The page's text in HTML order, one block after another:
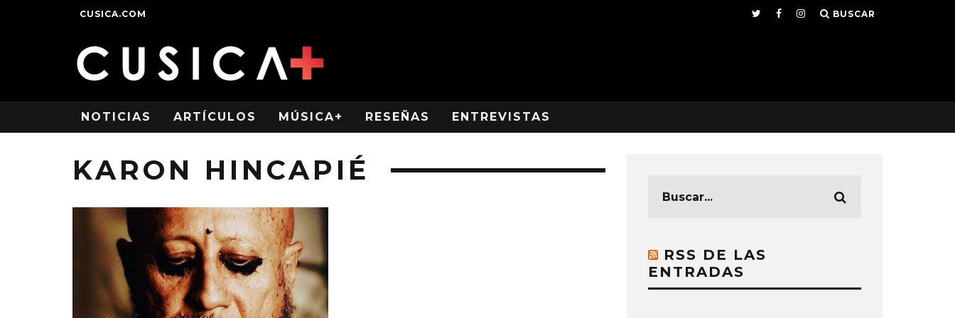
CUSICA.COM BUSCAR
NOTICIAS ARTÍCULOS MÚSICA+ RESEÑAS ENTREVISTAS
KARON HINCAPIÉ
RSS DE LAS
ENTRADAS